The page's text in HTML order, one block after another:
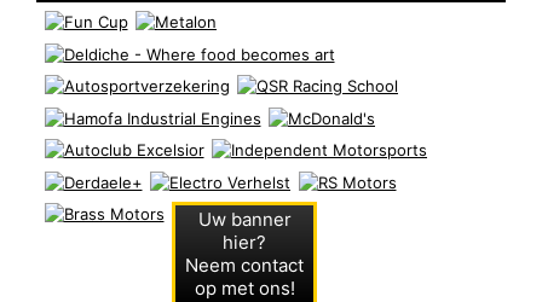
Uw banner
hier?
Neem contact
op met ons!